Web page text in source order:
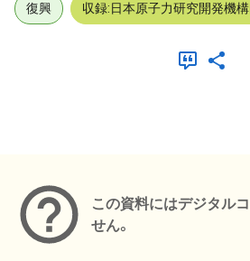
復興 収録:日本原子力研究開発機
この資料にはデジタル
せん。